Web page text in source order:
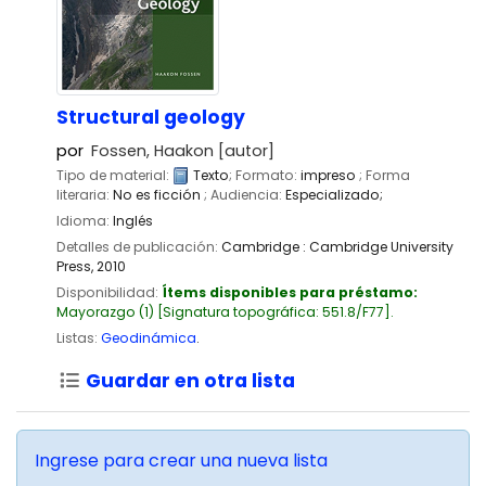
Structural geology
por Fossen, Haakon [autor]
Tipo de material: Texto; Formato: impreso ; Forma
literaria: No es ficción ; Audiencia: Especializado;
Idioma: Inglés
Detalles de publicación: Cambridge : Cambridge University
Press,2010
Disponibilidad: Ítems disponibles para préstamo:
Mayorazgo (1) Signatura topográfica: 551.8/F77 .
Listas: Geodinámica.
Guardar en otra lista
Ingrese para crear una nueva lista